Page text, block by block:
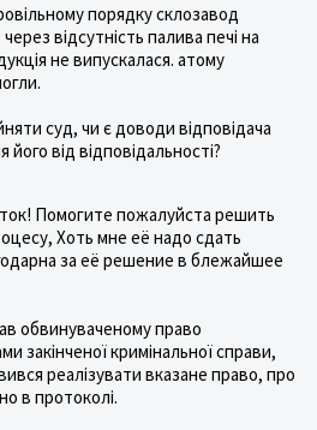
порядку склозавод
відсутність палива печі на
не випускалася. атому
суд, чи є доводи відповідача
від відповідальності?
Помогите пожалуйста решить
Хоть мне её надо сдать
за её решение в блежайшее
обвинуваченому право
закінченої кримінальної справи,
реалізувати вказане право, про
в протоколі.